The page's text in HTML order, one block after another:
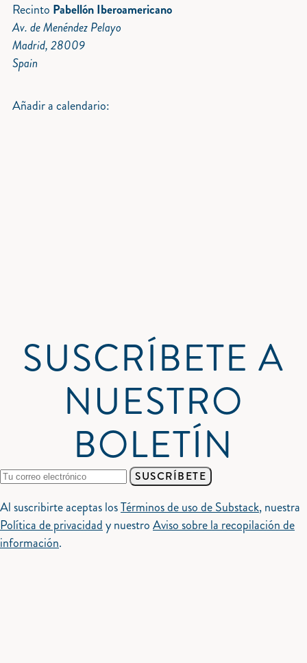
Recinto Pabellón Iberoamericano
Av. de Menéndez Pelayo
Madrid, 28009
Spain
Añadir a calendario:
SUSCRÍBETE A
NUESTRO
BOLETÍN
SUSCRÍBETE
Al suscribirte aceptas losTérminos de uso de Substack, nuestra
Política de privacidady nuestroAviso sobre la recopilación de
información.